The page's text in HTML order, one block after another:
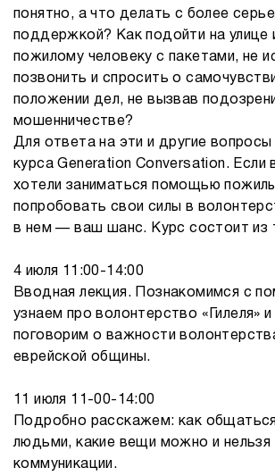
понятно, а что делать с более
поддержкой? Как подойти на улице
пожилому человеку с пакетами, не
позвонить и спросить о
положении дел, не вызвав
мошенничестве?
Для ответа на эти и другие
курса Generation Conversation. Если
хотели заниматься помощью
попробовать свои силы в
в нем — ваш шанс. Курс состоит из
4 июля 11:00-14:00
Вводная лекция. Познакомимся с
узнаем про волонтерство «Гилеля» и
поговорим о важности
еврейской общины.
11 июля 11-00-14:00
Подробно расскажем: как
людьми, какие вещи можно и нельзя
коммуникации.